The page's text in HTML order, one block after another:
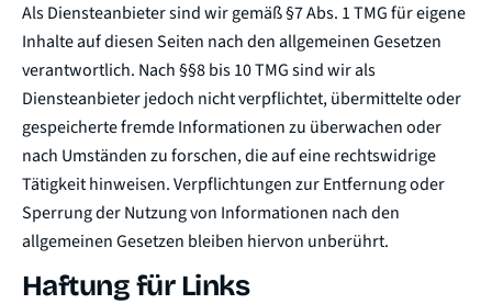
Als Diensteanbieter sind wir gemäß §7 Abs. 1 TMG für eigene
Inhalte auf diesen Seiten nach den allgemeinen Gesetzen
verantwortlich. Nach §§8 bis 10 TMG sind wir als
Diensteanbieter jedoch nicht verpflichtet, übermittelte oder
gespeicherte fremde Informationen zu überwachen oder
nach Umständen zu forschen, die auf eine rechtswidrige
Tätigkeit hinweisen. Verpflichtungen zur Entfernung oder
Sperrung der Nutzung von Informationen nach den
allgemeinen Gesetzen bleiben hiervon unberührt.
Haftung für Links